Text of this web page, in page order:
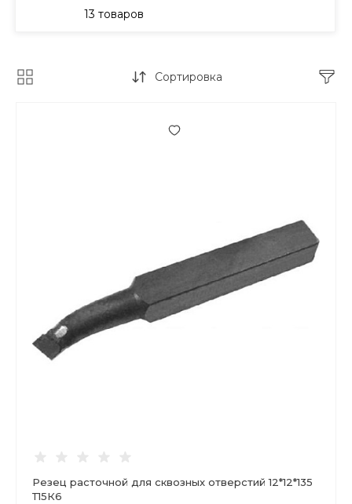
13 товаров
Сортировка
Резец расточной для сквозных отверстий 12*12*135
Т15К6